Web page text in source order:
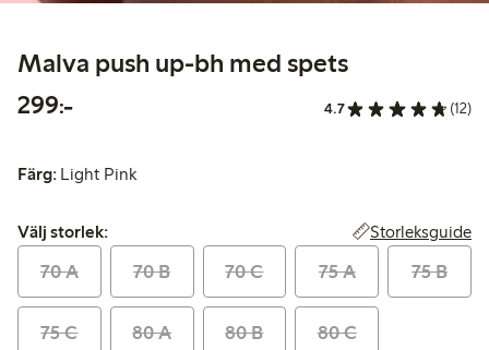
Malva push up-bh med spets
299:-299,00 kr 4.7 (12)
Färg: Light Pink
Välj storlek:
Välj storlek: Storleksguide
70 A 70 B 70 C 75 A 75 B
75 C 80 A 80 B 80 C